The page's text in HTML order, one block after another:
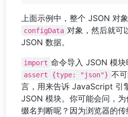
上面示例中，整个 JSON 对
configData 对象，然后就可
JSON 数据。
import 命令导入 JSON 模
assert {type: "json"} 不
言，用来告诉 JavaScript 引
JSON 模块。你可能会问，
缀名判断呢？因为浏览器的